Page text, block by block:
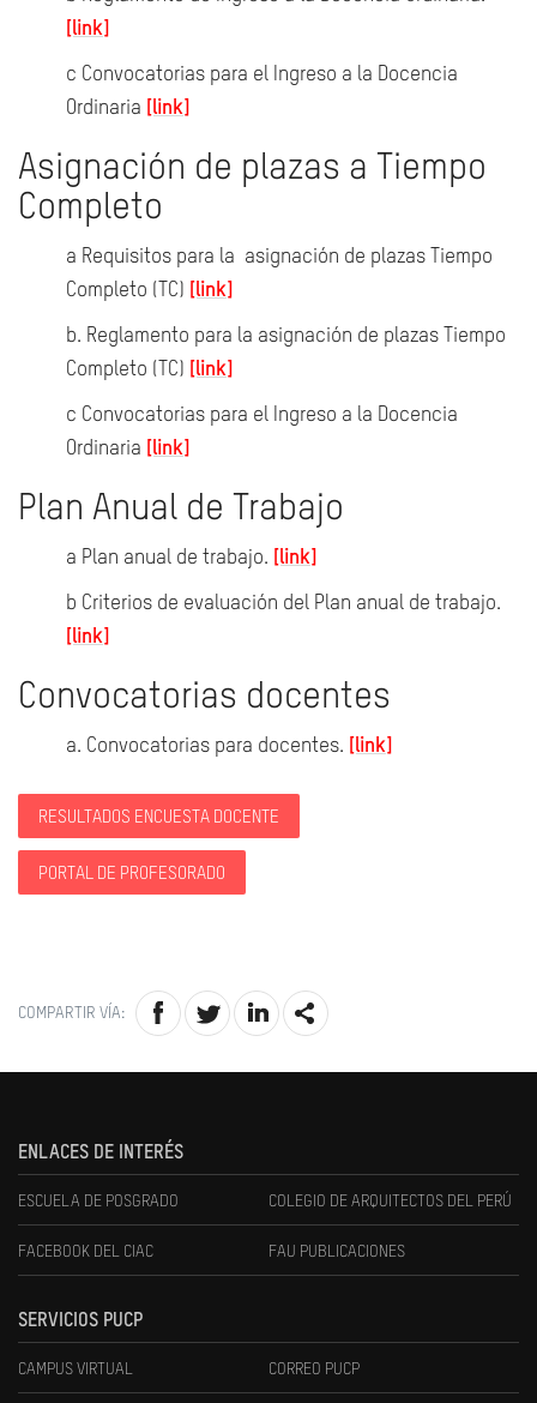
[link]
c Convocatorias para el Ingreso a la Docencia
Ordinaria
[link]
Asignación de plazas a Tiempo
Completo
a Requisitos para la asignación de plazas Tiempo
Completo (TC)
[link]
b. Reglamento para la asignación de plazas Tiempo
Completo (TC)
[link]
c Convocatorias para el Ingreso a la Docencia
Ordinaria
[link]
Plan Anual de Trabajo
a Plan anual de trabajo. [link]
b Criterios de evaluación del Plan anual de trabajo.
[link]
Convocatorias docentes
a. Convocatorias para docentes. [link]
RESULTADOS ENCUESTA DOCENTE
PORTAL DE PROFESORADO
COMPARTIR VÍA:
ENLACES DE INTERÉS
ESCUELA DE POSGRADO COLEGIO DE ARQUITECTOS DEL PERÚ
FACEBOOK DEL CIAC FAU PUBLICACIONES
SERVICIOS PUCP
CAMPUS VIRTUAL CORREO PUCP